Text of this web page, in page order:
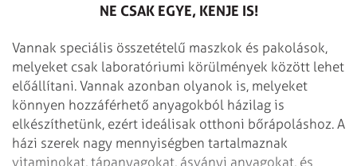
NE CSAK EGYE, KENJE IS!
Vannak speciális összetételű maszkok és pakolások,
melyeket csak laboratóriumi körülmények között lehet
előállítani. Vannak azonban olyanok is, melyeket
könnyen hozzáférhető anyagokból házilag is
elkészíthetünk, ezért ideálisak otthoni bőrápoláshoz. A
házi szerek nagy mennyiségben tartalmaznak
vitaminokat, tápanyagokat, ásványi anyagokat, és